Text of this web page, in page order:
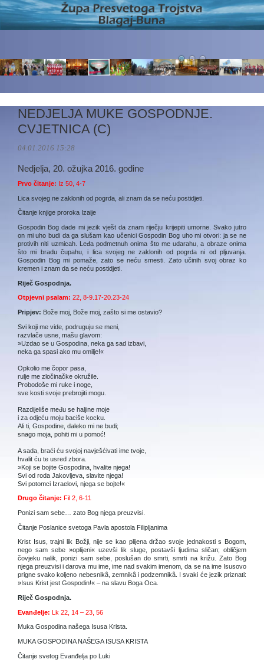
NEDJELJA MUKE GOSPODNJE.
CVJETNICA (C)
04.01.2016 15:28
Nedjelja, 20. ožujka 2016. godine
Prvo čitanje: Iz 50, 4-7
Lica svojeg ne zaklonih od pogrda, ali znam da se neću postidjeti.
Čitanje knjige proroka Izaije
Gospodin Bog dade mi jezik vješt da znam riječju krijepiti umorne. Svako jutro
on mi uho budi da ga slušam kao učenici Gospodin Bog uho mi otvori: ja se ne
protivih niti uzmicah. Leđa podmetnuh onima što me udarahu, a obraze onima
što mi bradu čupahu, i lica svojeg ne zaklonih od pogrda ni od pljuvanja.
Gospodin Bog mi pomaže, zato se neću smesti. Zato učinih svoj obraz ko
kremen i znam da se neću postidjeti.
Riječ Gospodnja.
Otpjevni psalam: 22, 8-9.17-20.23-24
Pripjev: Bože moj, Bože moj, zašto si me ostavio?
Svi koji me vide, podruguju se meni,
razvlače usne, mašu glavom:
»Uzdao se u Gospodina, neka ga sad izbavi,
neka ga spasi ako mu omilje!«
Opkolio me čopor pasa,
rulje me zločinačke okružile.
Probodoše mi ruke i noge,
sve kosti svoje prebrojiti mogu.
Razdijeliše među se haljine moje
i za odjeću moju baciše kocku.
Ali ti, Gospodine, daleko mi ne budi;
snago moja, pohiti mi u pomoć!
A sada, braći ću svojoj navješćivati ime tvoje,
hvalit ću te usred zbora.
»Koji se bojite Gospodina, hvalite njega!
Svi od roda Jakovljeva, slavite njega!
Svi potomci Izraelovi, njega se bojte!«
Drugo čitanje: Fil 2, 6-11
Ponizi sam sebe… zato Bog njega preuzvisi.
Čitanje Poslanice svetoga Pavla apostola Filipljanima
Krist Isus, trajni lik Božji, nije se kao plijena držao svoje jednakosti s Bogom,
nego sam sebe »oplijeni« uzevši lik sluge, postavši ljudima sličan; obličjem
čovjeku nalik, ponizi sam sebe, poslušan do smrti, smrti na križu. Zato Bog
njega preuzvisi i darova mu ime, ime nad svakim imenom, da se na ime Isusovo
prigne svako koljeno nebesnikâ, zemnikâ i podzemnikâ. I svaki će jezik priznati:
»Isus Krist jest Gospodin!« – na slavu Boga Oca.
Riječ Gospodnja.
Evanđelje: Lk 22, 14 – 23, 56
Muka Gospodina našega Isusa Krista.
MUKA GOSPODINA NAŠEGA ISUSA KRISTA
Čitanje svetog Evanđelja po Luki